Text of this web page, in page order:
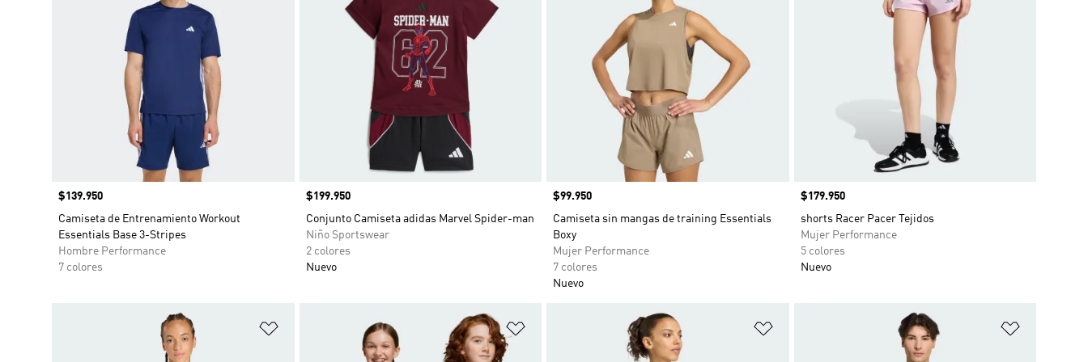
Precio
$139.950
Camiseta de Entrenamiento Workout
Essentials Base 3-Stripes
Hombre Performance
7 colores
Precio
$199.950
Conjunto Camiseta adidas Marvel Spider-man
Niño Sportswear
2 colores
Nuevo
Precio
$99.950
Camiseta sin mangas de training Essentials
Boxy
Mujer Performance
7 colores
Nuevo
Precio
$179.950
shorts Racer Pacer Tejidos
Mujer Performance
5 colores
Nuevo
Añadir a la lista de deseos Añadir a la lista de deseos Añadir a la lista de deseos